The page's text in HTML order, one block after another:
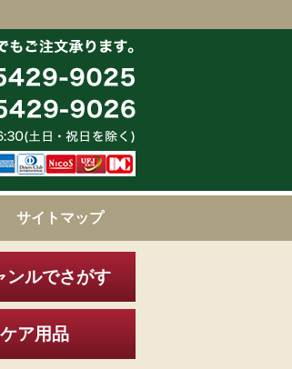
サイトマップ
ンルでさがす
ア用品